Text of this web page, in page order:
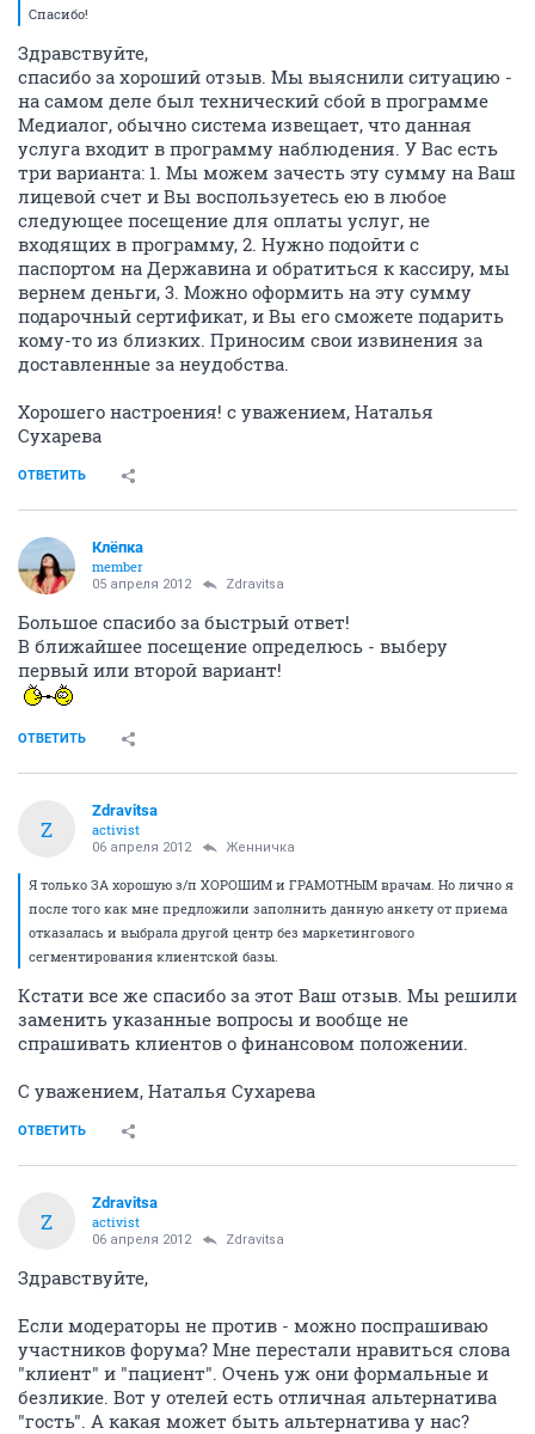
Спасибо!
Здравствуйте,
спасибо за хороший отзыв. Мы выяснили ситуацию -
на самом деле был технический сбой в программе
Медиалог, обычно система извещает, что данная
услуга входит в программу наблюдения. У Вас есть
три варианта: 1. Мы можем зачесть эту сумму на Ваш
лицевой счет и Вы воспользуетесь ею в любое
следующее посещение для оплаты услуг, не
входящих в программу, 2. Нужно подойти с
паспортом на Державина и обратиться к кассиру, мы
вернем деньги, 3. Можно оформить на эту сумму
подарочный сертификат, и Вы его сможете подарить
кому-то из близких. Приносим свои извинения за
доставленные за неудобства.
Хорошего настроения! с уважением, Наталья
Сухарева
ОТВЕТИТЬ
Клёпка
member
05 апреля 2012 Zdravitsa
Большое спасибо за быстрый ответ!
В ближайшее посещение определюсь - выберу
первый или второй вариант!
ОТВЕТИТЬ
Z
Zdravitsa
activist
06 апреля 2012 Женничка
Я только ЗА хорошую з/п ХОРОШИМ и ГРАМОТНЫМ врачам. Но лично я
после того как мне предложили заполнить данную анкету от приема
отказалась и выбрала другой центр без маркетингового
сегментирования клиентской базы.
Кстати все же спасибо за этот Ваш отзыв. Мы решили
заменить указанные вопросы и вообще не
спрашивать клиентов о финансовом положении.
С уважением, Наталья Сухарева
ОТВЕТИТЬ
Z
Zdravitsa
activist
06 апреля 2012 Zdravitsa
Здравствуйте,
Если модераторы не против - можно поспрашиваю
участников форума? Мне перестали нравиться слова
"клиент" и "пациент". Очень уж они формальные и
безликие. Вот у отелей есть отличная альтернатива
"гость". А какая может быть альтернатива у нас?